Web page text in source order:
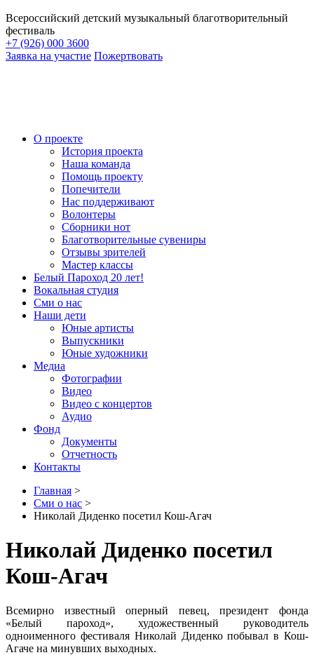
Всероссийский детский музыкальный благотворительный
фестиваль
+7 (926) 000 3600
Заявка на участие Пожертвовать
О проекте
История проекта
Наша команда
Помощь проекту
Попечители
Нас поддерживают
Волонтеры
Сборники нот
Благотворительные сувениры
Отзывы зрителей
Мастер классы
Белый Пароход 20 лет!
Вокальная студия
Сми о нас
Наши дети
Юные артисты
Выпускники
Юные художники
Медиа
Фотографии
Видео
Видео с концертов
Аудио
Фонд
Документы
Отчетность
Контакты
Главная >
Сми о нас >
Николай Диденко посетил Кош-Агач
Николай Диденко посетил
Кош-Агач
Всемирно известный оперный певец, президент фонда
«Белый пароход», художественный руководитель
одноименного фестиваля Николай Диденко побывал в Кош-
Агаче на минувших выходных.